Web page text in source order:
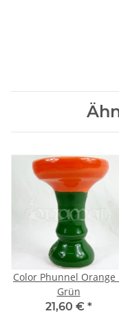
Color Phunnel Orange
Grün
21,60 € *